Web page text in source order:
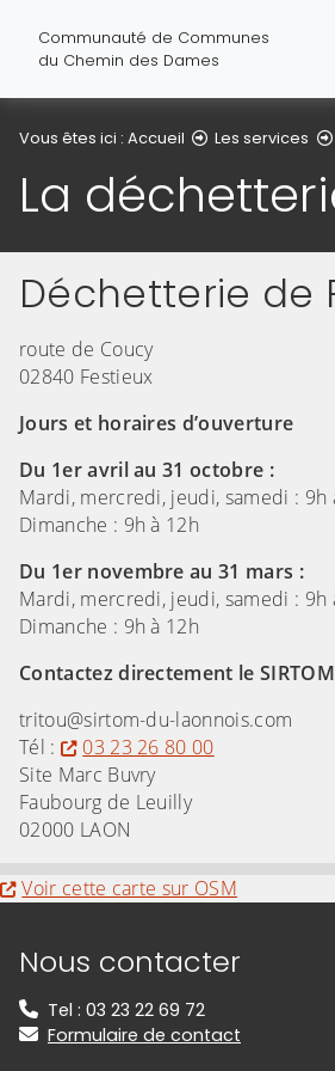
Communauté de Communes
du Chemin des Dames
Vous êtes ici : Accueil Les services
La
Déchetterie de
route de Coucy
02840 Festieux
Jours et horaires d’ouverture
Du 1er avril au 31 octobre :
Mardi, mercredi, jeudi, samedi : 9h
Dimanche : 9h à 12h
Du 1er novembre au 31 mars :
Mardi, mercredi, jeudi, samedi : 9h
Dimanche : 9h à 12h
Contactez directement le
tritou@sirtom-du-laonnois.com
Tél :
03 23 26 80 00
Site Marc Buvry
Faubourg de Leuilly
02000 LAON
Evitez la carte interactive ci-
Voir cette carte sur OSM
Informations
Nous contacter
Tel : 03 23 22 69 72
Formulaire de contact